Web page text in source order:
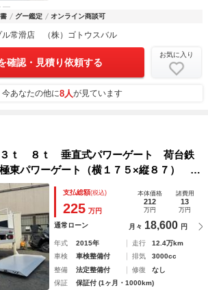
グー鑑定 オンライン商談可
ル常滑店 （株）ゴトウスバル
確認・見積り依頼する
お気に入り
今あなたの他に8人が見ています
ｔ ８ｔ 垂直式パワーゲート 荷台鉄
パワーゲート（横１７５×縦８７） 垂
アオリ ３方開 電格格納ミラー エコ
８０ｋｇ 車両総重量６０４５ｋｇ 荷
８ ３ｔトラック １ナンバー
支払総額(税込)
225 万円
本体価格
212
万円
諸費用
13
万円
通常ローン 月々 18,600 円
年式 2015年 走行
12.4万km
車検
車検整備付 排気
3000cc
整備
法定整備付 修復
なし
保証
保証付 (1ヶ月・1000km)